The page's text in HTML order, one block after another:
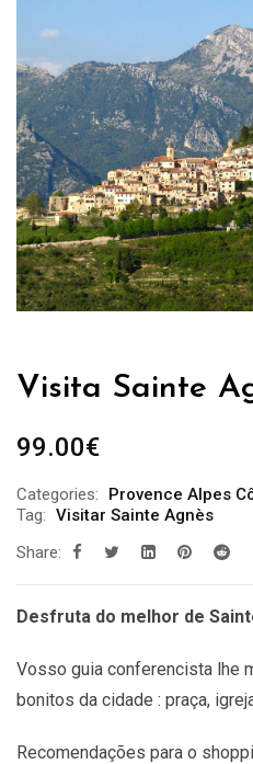
Visita Sainte
99.00€
Categories: Provence Alpes
Tag: Visitar Sainte Agnès
Share:
Desfruta do melhor de
Vosso guia conferencista lhe
bonitos da cidade : praça,
Recomendações para o